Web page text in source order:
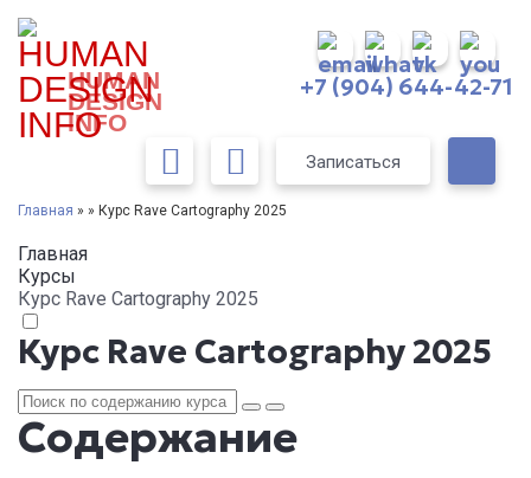
HUMAN
DESIGN
INFO
+7 (904) 644-42-71
Записаться
Главная » » Курс Rave Cartography 2025
Главная
Курсы
Курс Rave Cartography 2025
Курс Rave Cartography 2025
Содержание